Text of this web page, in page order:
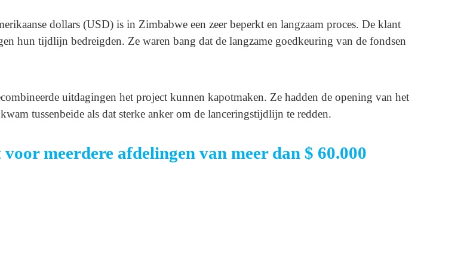
dollars (USD) is in Zimbabwe een zeer beperkt en langzaam proces. De klant
hun tijdlijn bedreigden. Ze waren bang dat de langzame goedkeuring van de fondsen
uitdagingen het project kunnen kapotmaken. Ze hadden de opening van het
tussenbeide als dat sterke anker om de lanceringstijdlijn te redden.
meerdere afdelingen van meer dan $ 60.000